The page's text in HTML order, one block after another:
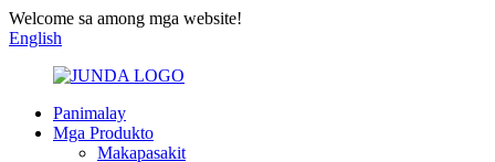
Welcome sa among mga website!
English
Panimalay
Mga Produkto
Makapasakit